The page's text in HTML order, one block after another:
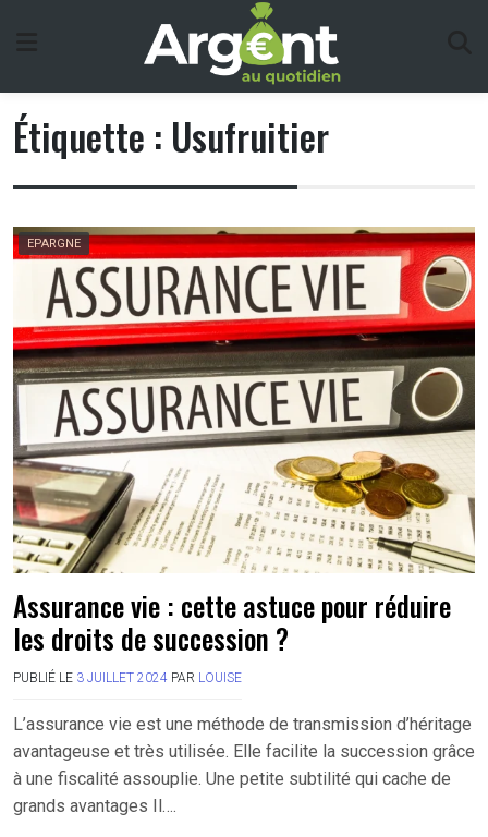
Étiquette : Usufruitier
EPARGNE
Assurance vie : cette astuce pour réduire
les droits de succession ?
PUBLIÉ LE 3 JUILLET 2024 PAR LOUISE
L’assurance vie est une méthode de transmission d’héritage
avantageuse et très utilisée. Elle facilite la succession grâce
à une fiscalité assouplie. Une petite subtilité qui cache de
grands avantages Il….